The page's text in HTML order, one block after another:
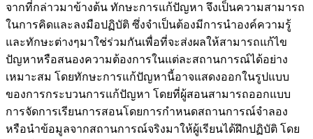
จากที่กล่าวมาข้างต้น ทักษะการแก้ปัญหา จึงเป็นความสามารถ
ในการคิดและลงมือปฏิบัติ ซึ่งจำเป็นต้องมีการนำองค์ความรู้
และทักษะต่างๆมาใช่ร่วมกันเพื่อที่จะส่งผลให้สามารถแก้ไข
ปัญหาหรือสนองความต้องการในแต่ละสถานการณ์ได้อย่าง
เหมาะสม โดยทักษะการแก้ปัญหานี้อาจแสดงออกในรูปแบบ
ของการกระบวนการแก้ปัญหา โดยที่ผู้สอนสามารถออกแบบ
การจัดการเรียนการสอนโดยการกำหนดสถานการณ์จำลอง
หรือนำข้อมูลจากสถานการณ์จริงมาให้ผู้เรียนได้ฝึกปฏิบัติ โดย